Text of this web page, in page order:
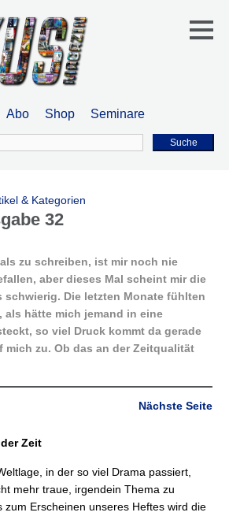
Abo Shop Seminare
Suche
& Kategorien
32
zu schreiben, ist mir noch nie
aber dieses Mal scheint mir die
schwierig. Die letzten Monate fühlten
als hätte mich jemand in eine
so viel Druck kommt da gerade
mich zu. Ob das an der Zeitqualität
Nächste Seite
Zeit
in der so viel Drama passiert,
mehr traue, irgendein Thema zu
zum Erscheinen unseres Heftes wird die